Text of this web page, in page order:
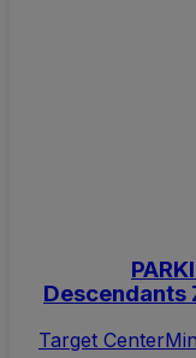
Descendants
Target Center